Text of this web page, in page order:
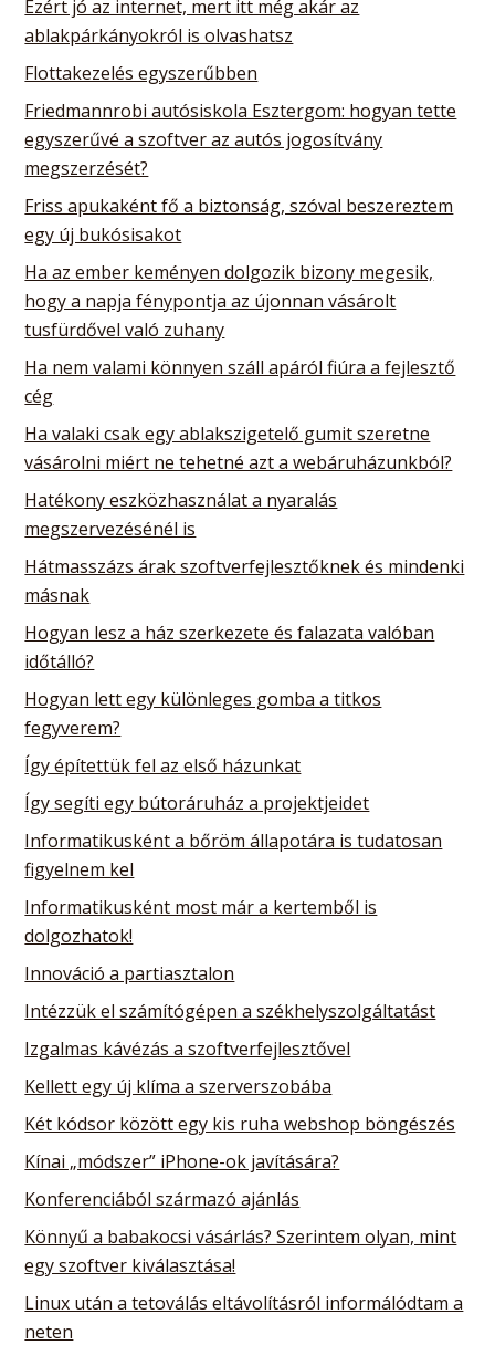
Ezért jó az internet, mert itt még akár az
ablakpárkányokról is olvashatsz
Flottakezelés egyszerűbben
Friedmannrobi autósiskola Esztergom: hogyan tette
egyszerűvé a szoftver az autós jogosítvány
megszerzését?
Friss apukaként fő a biztonság, szóval beszereztem
egy új bukósisakot
Ha az ember keményen dolgozik bizony megesik,
hogy a napja fénypontja az újonnan vásárolt
tusfürdővel való zuhany
Ha nem valami könnyen száll apáról fiúra a fejlesztő
cég
Ha valaki csak egy ablakszigetelő gumit szeretne
vásárolni miért ne tehetné azt a webáruházunkból?
Hatékony eszközhasználat a nyaralás
megszervezésénél is
Hátmasszázs árak szoftverfejlesztőknek és mindenki
másnak
Hogyan lesz a ház szerkezete és falazata valóban
időtálló?
Hogyan lett egy különleges gomba a titkos
fegyverem?
Így építettük fel az első házunkat
Így segíti egy bútoráruház a projektjeidet
Informatikusként a bőröm állapotára is tudatosan
figyelnem kel
Informatikusként most már a kertemből is
dolgozhatok!
Innováció a partiasztalon
Intézzük el számítógépen a székhelyszolgáltatást
Izgalmas kávézás a szoftverfejlesztővel
Kellett egy új klíma a szerverszobába
Két kódsor között egy kis ruha webshop böngészés
Kínai „módszer” iPhone-ok javítására?
Konferenciából származó ajánlás
Könnyű a babakocsi vásárlás? Szerintem olyan, mint
egy szoftver kiválasztása!
Linux után a tetoválás eltávolításról informálódtam a
neten